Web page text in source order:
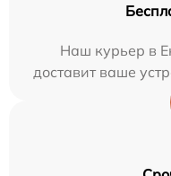
Наш курьер в
доставит ваше